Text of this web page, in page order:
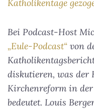
Katholikentage
Bei Podcast-Host
„Eule-Podcast“ von
diskutieren, was der
Kirchenreform in
bedeutet. Louis